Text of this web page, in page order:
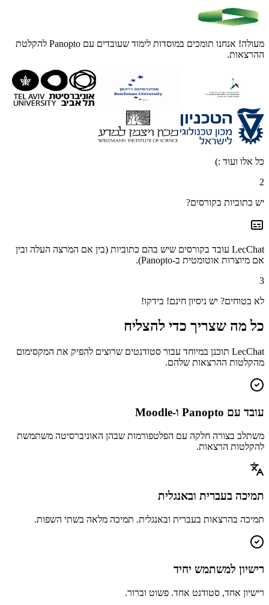
מעולה! אנחנו תומכים במוסדות לימוד שעובדים עם Panopto להקלטת
ההרצאות.
כל אלו ועוד :)
2
יש כתוביות בקורסים?
LecChat עובד בקורסים שיש בהם כתוביות (בין אם המרצה העלה ובין
אם מיוצרות אוטומטית ב‑Panopto).
3
לא בטוחים? יש ניסיון חינם! בידקו!
כל מה שצריך כדי להצליח
LecChat תוכנן במיוחד עבור סטודנטים שרוצים להפיק את המקסימום
מהקלטות ההרצאות שלהם.
עובד עם Panopto ו‑Moodle
משתלב בצורה חלקה עם הפלטפורמות שבהן האוניברסיטה משתמשת
להקלטות הרצאות.
תמיכה בעברית ובאנגלית
תמיכה בהרצאות בעברית ובאנגלית. תמיכה מלאה בשתי השפות.
רישיון למשתמש יחיד
רישיון אחד, סטודנט אחד. פשוט וברור.